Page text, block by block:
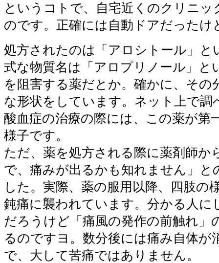
というコトで、自宅近くのクリニッ
のです。正確には自動ドアだったけ
処方されたのは「アロシトール」と
式な物質名は「アロプリノール」と
を阻害する薬だとか。確かに、その
な形状をしています。ネット上で調
酸血症の治療の際には、この薬が第
様子です。
ただ、薬を処方される際に薬剤師か
で、痛みが出るかも知れません」と
した。実際、薬の服用以降、四肢の
鈍痛に襲われています。分かる人に
だろうけど「痛風の発作の前触れ」
るのですヨ。数分後には痛み自体が
で、大して苦痛ではありません。